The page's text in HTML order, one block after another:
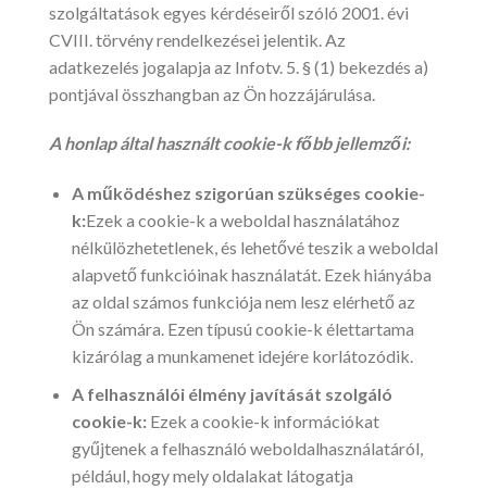
szolgáltatások egyes kérdéseiről szóló 2001. évi
CVIII. törvény rendelkezései jelentik. Az
adatkezelés jogalapja az Infotv. 5. § (1) bekezdés a)
pontjával összhangban az Ön hozzájárulása.
A honlap által használt cookie-k főbb jellemzői:
A működéshez szigorúan szükséges cookie-
k:Ezek a cookie-k a weboldal használatához
nélkülözhetetlenek, és lehetővé teszik a weboldal
alapvető funkcióinak használatát. Ezek hiányába
az oldal számos funkciója nem lesz elérhető az
Ön számára. Ezen típusú cookie-k élettartama
kizárólag a munkamenet idejére korlátozódik.
A felhasználói élmény javítását szolgáló
cookie-k: Ezek a cookie-k információkat
gyűjtenek a felhasználó weboldalhasználatáról,
például, hogy mely oldalakat látogatja